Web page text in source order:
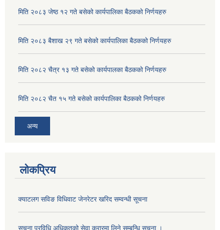
मिति २०८३ जेष्ठ १२ गते बसेको कार्यपालिका बैठकको निर्णयहरु
मिति २०८३ बैशाख २९ गते बसेको कार्यपालिका बैठकको निर्णयहरु
मिति २०८२ चैत्र १३ गते बसेको कार्यपालका बैठकको निर्णयहरु
मिति २०८२ चैत १५ गते बसेको कार्यपालिका बैठकको निर्णयहरु
अन्य
लोकप्रिय
क्याटलग सविङ विधिवाट जेनरेटर खरिद सम्वन्धी सूचना
सूचना प्रविधि अधिकृतको सेवा करारमा लिने सम्बन्धि सूचना ।